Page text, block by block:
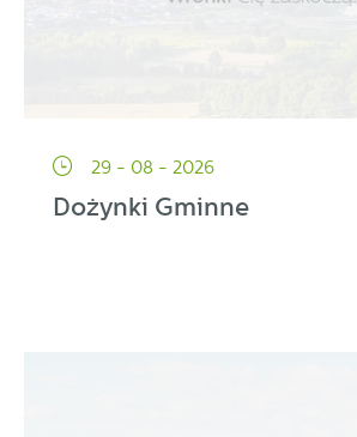
29 - 08 - 2026
Dożynki Gminne